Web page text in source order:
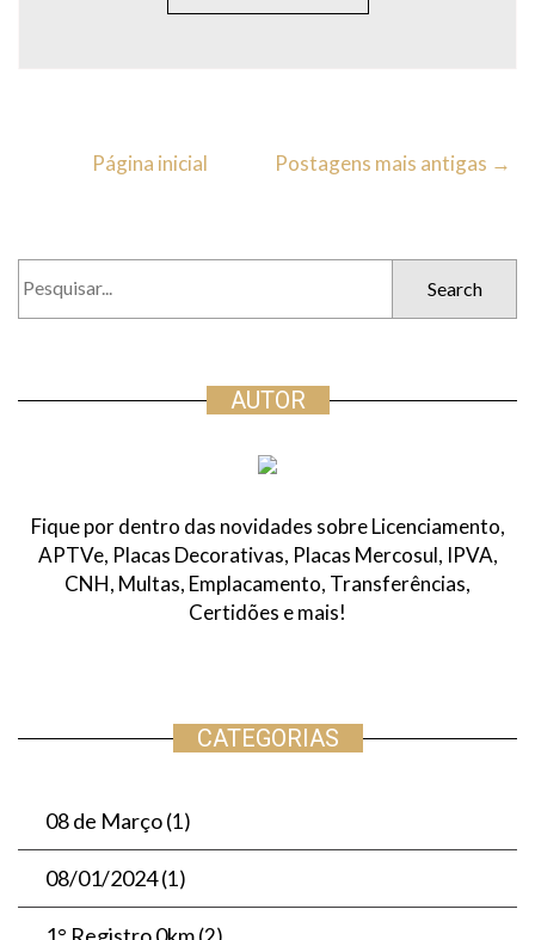
Postagens mais antigas →
Página inicial
:
AUTOR
Fique por dentro das novidades sobre Licenciamento,
APTVe, Placas Decorativas, Placas Mercosul, IPVA,
CNH, Multas, Emplacamento, Transferências,
Certidões e mais!
CATEGORIAS
08 de Março(1)
08/01/2024(1)